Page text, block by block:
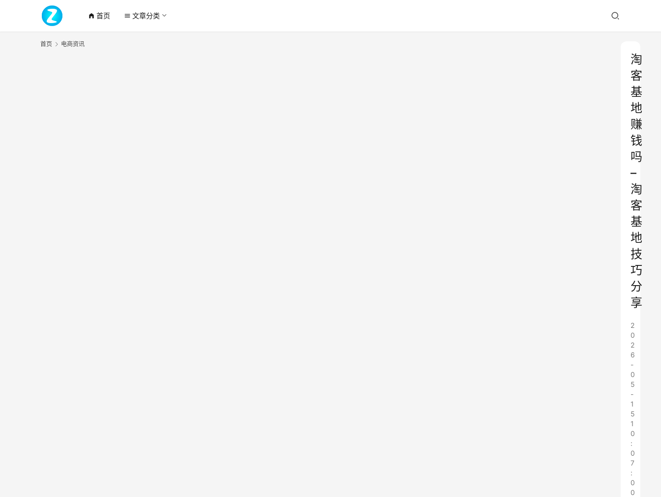
home_filled 首页 menu 文章分类
首页 电商资讯
淘
客
基
地
赚
钱
吗
–
淘
客
基
地
技
巧
分
享
2
0
2
6
-
0
5
-
1
5
1
0
:
0
7
:
0
0